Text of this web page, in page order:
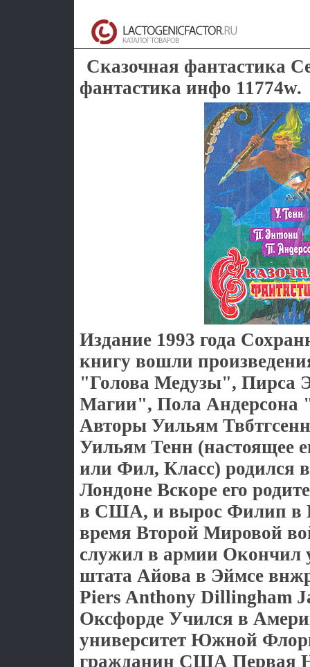
Сказочная фантастика
фантастика инфо 11774w.
Издание 1993 года
книгу вошли
"Голова Медузы", Пирса
Магии", Пола Андерсона
Авторы Уильям
Уильям Тенн (настоящее
или Фил, Класс) родился в
Лондоне Вскоре его
в США, и вырос Филип в
время Второй Мировой
служил в армии Окончил
штата Айова в Эймсе
Piers Anthony Dillingham
Оксфорде Учился в
университет Южной
гражданин США Первая